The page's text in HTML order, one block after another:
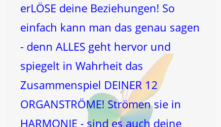
erLÖSE deine Beziehungen! So
einfach kann man das genau sagen
- denn ALLES geht hervor und
spiegelt in Wahrheit das
Zusammenspiel DEINER 12
ORGANSTRÖME! Strömen sie in
HARMONIE - sind es auch deine